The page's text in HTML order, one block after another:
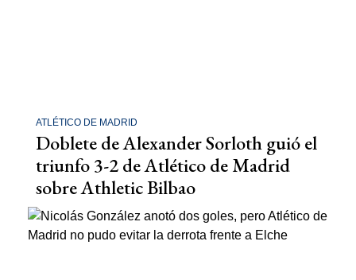
ATLÉTICO DE MADRID
Doblete de Alexander Sorloth guió el
triunfo 3-2 de Atlético de Madrid
sobre Athletic Bilbao